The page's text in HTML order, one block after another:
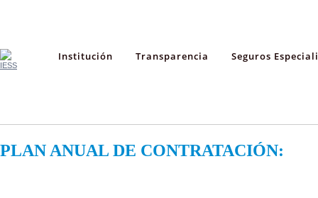
Institución Transparencia Seguros
PLAN ANUAL DE CONTRATACIÓN: